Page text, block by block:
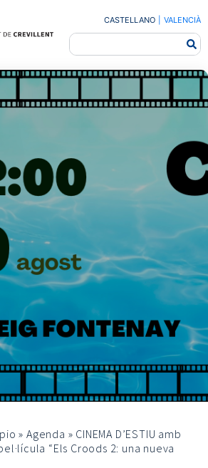
CASTELLANO VALENCIÀ
»Agenda » CINEMA D’ESTIU amb
“Els Croods 2: una nueva